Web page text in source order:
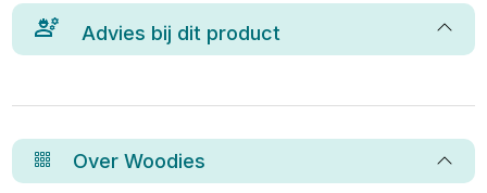
Advies bij dit product
OverWoodies